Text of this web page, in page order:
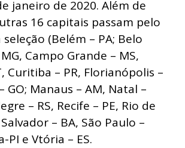
janeiro de 2020. Além de
16 capitais passam pelo
(Belém – PA; Belo
Campo Grande – MS,
Curitiba – PR, Florianópolis –
GO; Manaus – AM, Natal –
– RS, Recife – PE, Rio de
Salvador – BA, São Paulo –
PI e Vtória – ES.